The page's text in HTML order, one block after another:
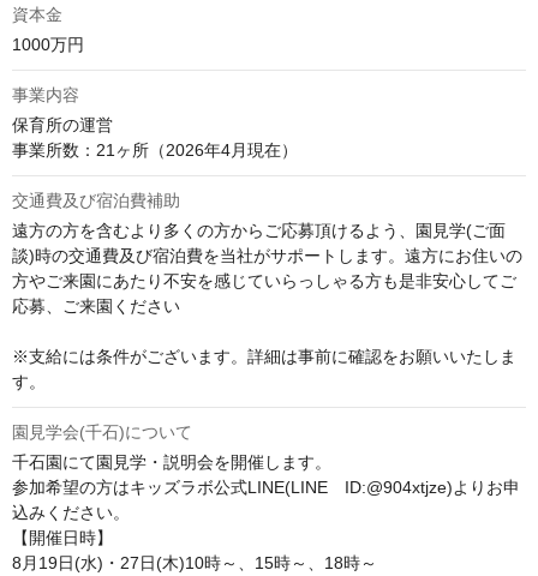
資本金
1000万円
事業内容
保育所の運営
事業所数：21ヶ所（2026年4月現在）
交通費及び宿泊費補助
遠方の方を含むより多くの方からご応募頂けるよう、園見学(ご面
談)時の交通費及び宿泊費を当社がサポートします。遠方にお住いの
方やご来園にあたり不安を感じていらっしゃる方も是非安心してご
応募、ご来園ください
※支給には条件がございます。詳細は事前に確認をお願いいたしま
す。
園見学会(千石)について
千石園にて園見学・説明会を開催します。
参加希望の方はキッズラボ公式LINE(LINE　ID:@904xtjze)よりお申
込みください。
【開催日時】
8月19日(水)・27日(木)10時～、15時～、18時～